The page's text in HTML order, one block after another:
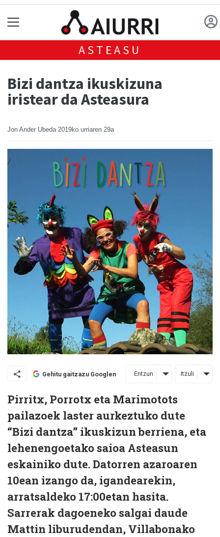
ASTEASU
Bizi dantza ikuskizuna
iristear da Asteasura
Jon Ander Ubeda 2019ko urriaren 29a
Gehitu gaitzazu Googlen Entzun Itzuli
Pirritx, Porrotx eta Marimotots
pailazoek laster aurkeztuko dute
“Bizi dantza” ikuskizun berriena, eta
lehenengoetako saioa Asteasun
eskainiko dute. Datorren azaroaren
10ean izango da, igandearekin,
arratsaldeko 17:00etan hasita.
Sarrerak dagoeneko salgai daude
Mattin liburudendan, Villabonako